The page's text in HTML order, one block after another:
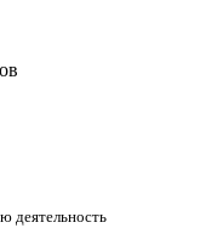
деятельность